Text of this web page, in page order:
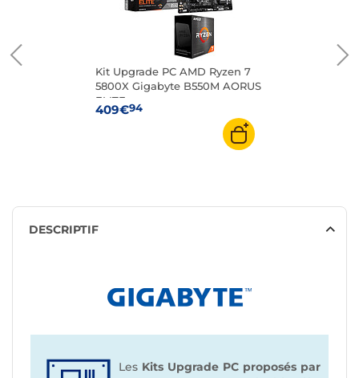
Kit Upgrade PC AMD Ryzen 7
5800X Gigabyte B550M AORUS
ELITE
409€94
DESCRIPTIF
Les Kits Upgrade PC proposés par